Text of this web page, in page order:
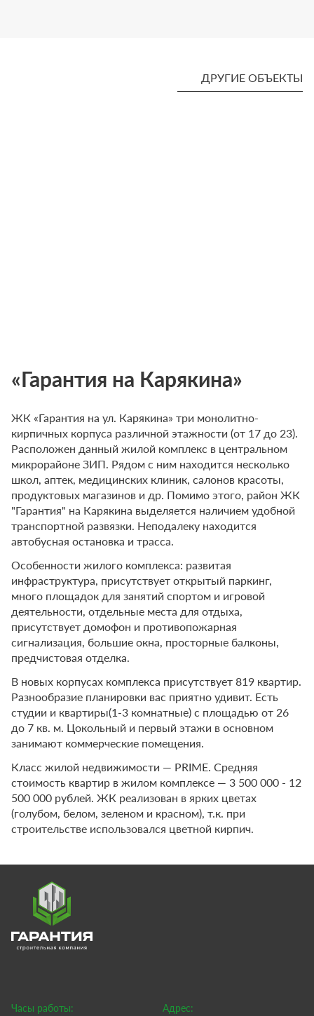
ДРУГИЕ ОБЪЕКТЫ
«Гарантия на Карякина»
ЖК «Гарантия на ул. Карякина» три монолитно-
кирпичных корпуса различной этажности (от 17 до 23).
Расположен данный жилой комплекс в центральном
микрорайоне ЗИП. Рядом с ним находится несколько
школ, аптек, медицинских клиник, салонов красоты,
продуктовых магазинов и др. Помимо этого, район ЖК
"Гарантия" на Карякина выделяется наличием удобной
транспортной развязки. Неподалеку находится
автобусная остановка и трасса.
Особенности жилого комплекса: развитая
инфраструктура, присутствует открытый паркинг,
много площадок для занятий спортом и игровой
деятельности, отдельные места для отдыха,
присутствует домофон и противопожарная
сигнализация, большие окна, просторные балконы,
предчистовая отделка.
В новых корпусах комплекса присутствует 819 квартир.
Разнообразие планировки вас приятно удивит. Есть
студии и квартиры(1-3 комнатные) с площадью от 26
до 7 кв. м. Цокольный и первый этажи в основном
занимают коммерческие помещения.
Класс жилой недвижимости — PRIME. Средняя
стоимость квартир в жилом комплексе — 3 500 000 - 12
500 000 рублей. ЖК реализован в ярких цветах
(голубом, белом, зеленом и красном), т.к. при
строительстве использовался цветной кирпич.
Часы работы:
Адрес: